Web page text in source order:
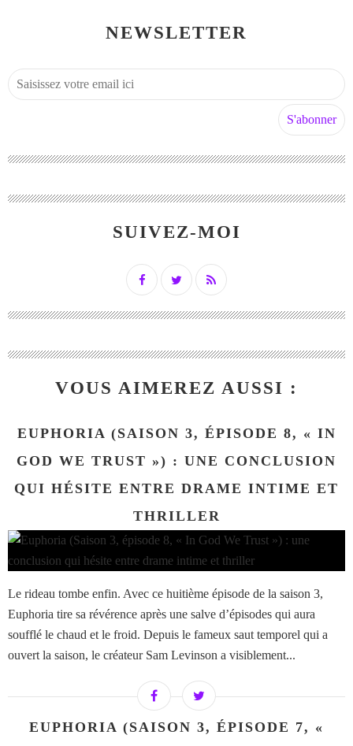
NEWSLETTER
SUIVEZ-MOI
VOUS AIMEREZ AUSSI :
EUPHORIA (SAISON 3, ÉPISODE 8, « IN
GOD WE TRUST ») : UNE CONCLUSION
QUI HÉSITE ENTRE DRAME INTIME ET
THRILLER
Le rideau tombe enfin. Avec ce huitième épisode de la saison 3,
Euphoria tire sa révérence après une salve d’épisodes qui aura
soufflé le chaud et le froid. Depuis le fameux saut temporel qui a
ouvert la saison, le créateur Sam Levinson a visiblement...
EUPHORIA (SAISON 3, ÉPISODE 7, «